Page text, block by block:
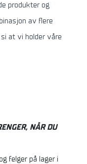
produkter og
av flere
at vi holder våre
NÅR DU
felger på lager i